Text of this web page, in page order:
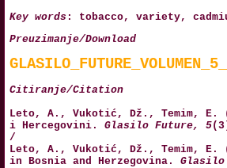
Key words : tobacco, variety,
Preuzimanje/Download
Citiranje/Citation
Leto, A., Vukotić, Dž., Temim, E.
i Hercegovini. Glasilo Future, 5
/
Leto, A., Vukotić, Dž., Temim, E.
in Bosnia and Herzegovina.